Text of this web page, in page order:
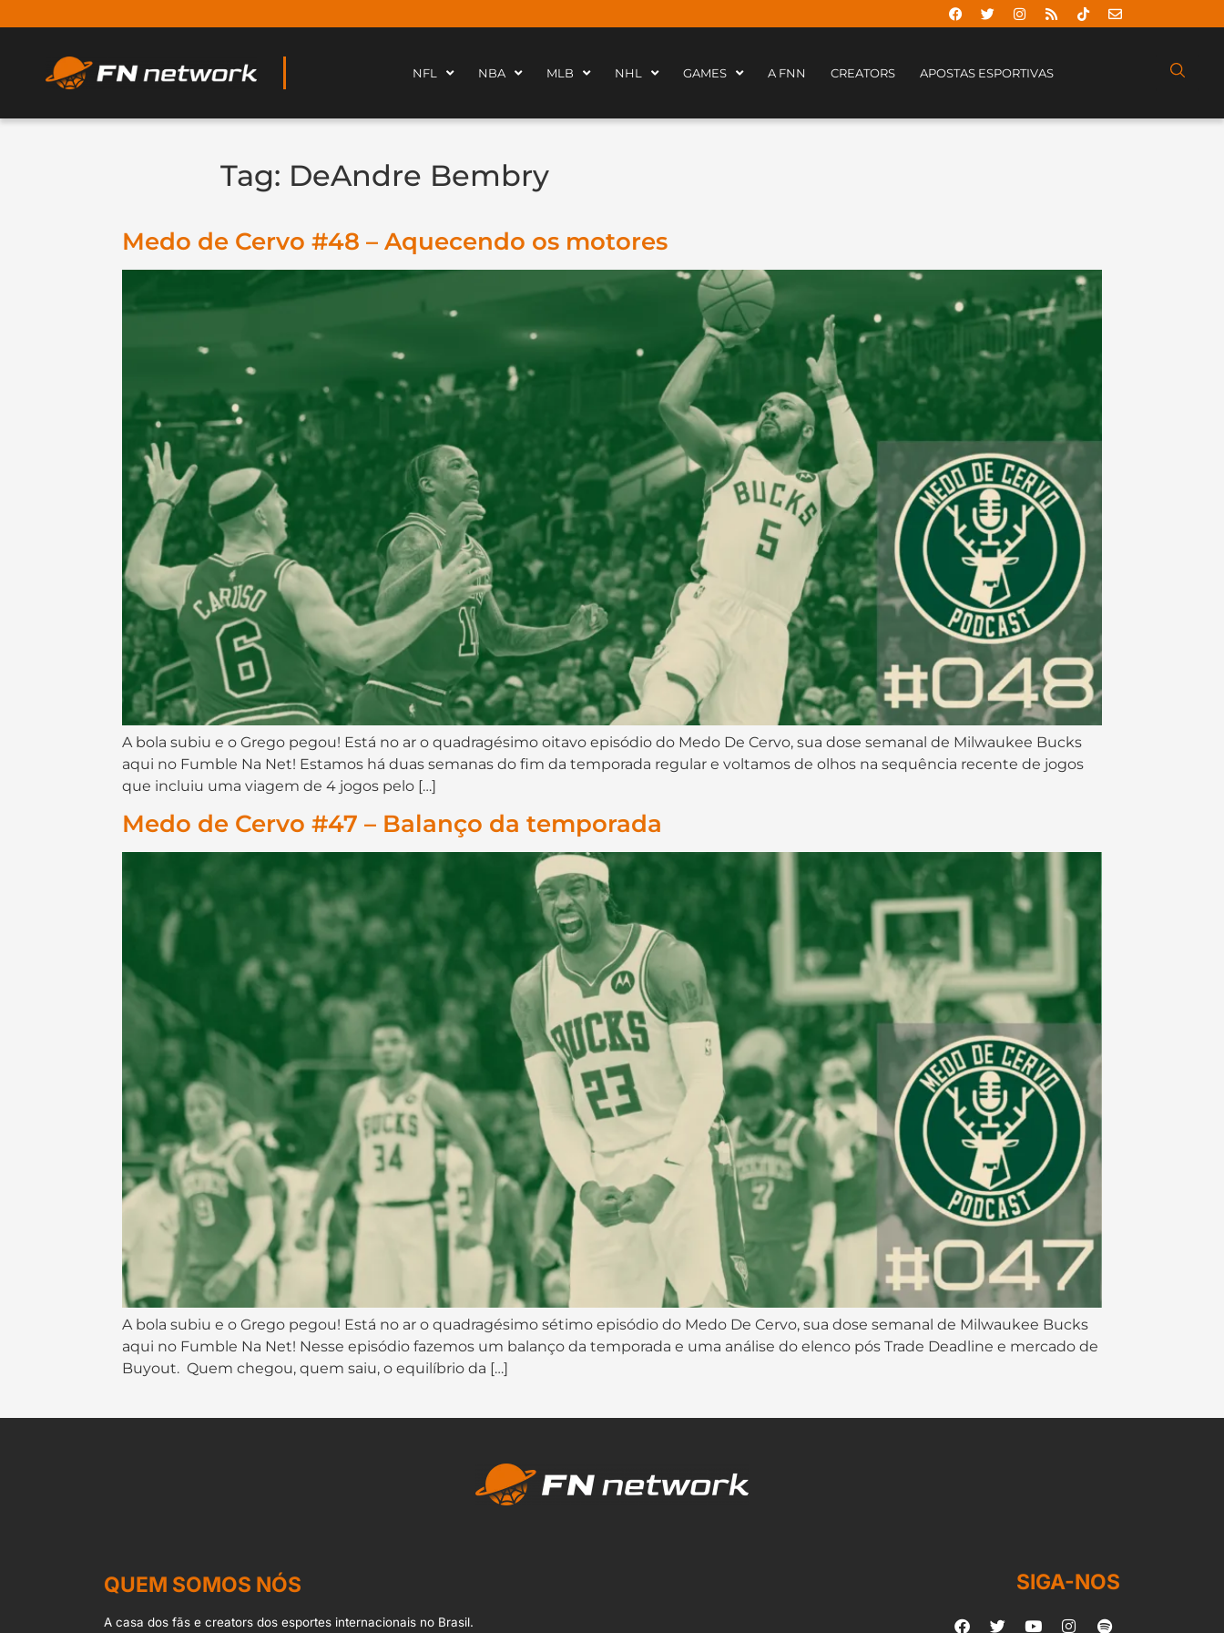
NFL NBA MLB NHL GAMES A FNN CREATORS APOSTAS ESPORTIVAS
Tag: DeAndre Bembry
Medo de Cervo #48 – Aquecendo os motores
A bola subiu e o Grego pegou! Está no ar o quadragésimo oitavo episódio do Medo De Cervo, sua dose semanal de Milwaukee Bucks
aqui no Fumble Na Net! Estamos há duas semanas do fim da temporada regular e voltamos de olhos na sequência recente de jogos
que incluiu uma viagem de 4 jogos pelo […]
Medo de Cervo #47 – Balanço da temporada
A bola subiu e o Grego pegou! Está no ar o quadragésimo sétimo episódio do Medo De Cervo, sua dose semanal de Milwaukee Bucks
aqui no Fumble Na Net! Nesse episódio fazemos um balanço da temporada e uma análise do elenco pós Trade Deadline e mercado de
Buyout. Quem chegou, quem saiu, o equilíbrio da […]
QUEM SOMOS NÓS
A casa dos fãs e creators dos esportes internacionais no Brasil.
SIGA-NOS